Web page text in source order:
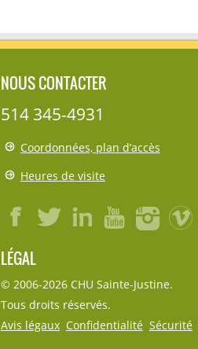
NOUS CONTACTER
514 345-4931
Coordonnées, plan d’accès
Heures de visite
LÉGAL
© 2006-2026CHU Sainte-Justine.
Tous droits réservés.
Avis légaux Confidentialité Sécurité